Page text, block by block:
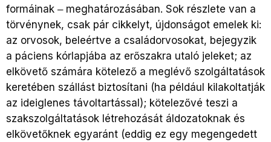
formáinak ‒ meghatározásában. Sok részlete van a
törvénynek, csak pár cikkelyt, újdonságot emelek ki:
az orvosok, beleértve a családorvosokat, bejegyzik
a páciens kórlapjába az erőszakra utaló jeleket; az
elkövető számára kötelező a meglévő szolgáltatások
keretében szállást biztosítani (ha például kilakoltatják
az ideiglenes távoltartással); kötelezővé teszi a
szakszolgáltatások létrehozását áldozatoknak és
elkövetőknek egyaránt (eddig ez egy megengedett